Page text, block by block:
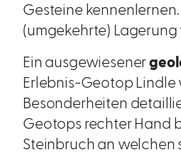
Gesteine
(umgekehrte)
Ein ausgewiesener
Erlebnis-Geotop Lindle
Besonderheiten
Geotops rechter Hand
Steinbruch an welchen